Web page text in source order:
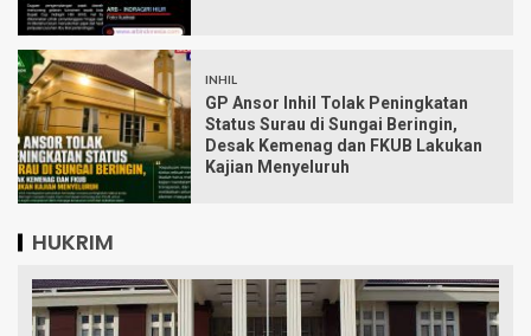
INHIL
GP Ansor Inhil Tolak Peningkatan
Status Surau di Sungai Beringin,
Desak Kemenag dan FKUB Lakukan
Kajian Menyeluruh
HUKRIM